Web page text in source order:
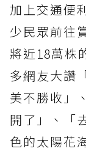
加上交通便
少民眾前往
將近18萬株
多網友大讚
美不勝收」
開了」、「
色的太陽花